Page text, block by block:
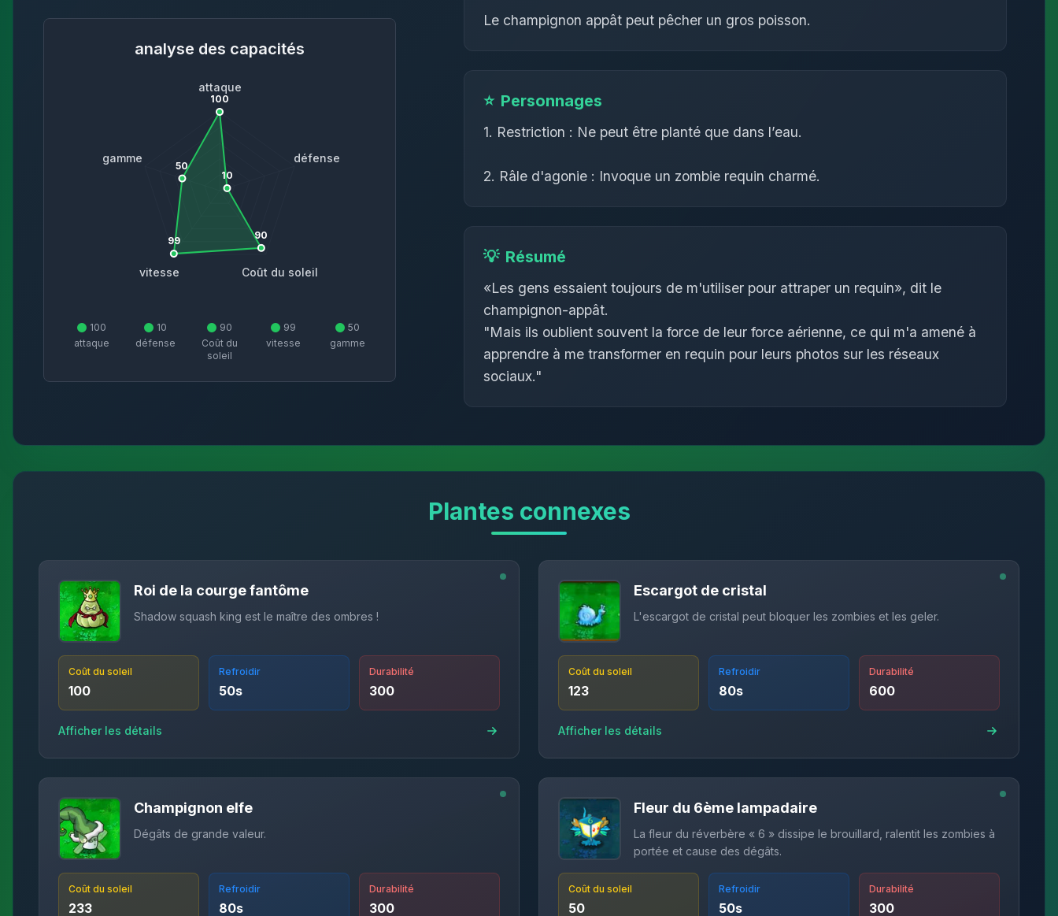
analyse des capacités
attaque
défense
Coût du soleil
vitesse
gamme
100
10
90
99
50
100
attaque
10
défense
90
Coût du
soleil
99
vitesse
50
gamme
Le champignon appât peut pêcher un gros poisson.
⭐ Personnages
1. Restriction : Ne peut être planté que dans l’eau.
2. Râle d'agonie : Invoque un zombie requin charmé.
💡 Résumé
«Les gens essaient toujours de m'utiliser pour attraper un requin», dit le
champignon-appât.
"Mais ils oublient souvent la force de leur force aérienne, ce qui m'a amené à
apprendre à me transformer en requin pour leurs photos sur les réseaux
sociaux."
Plantes connexes
Roi de la courge fantôme
Shadow squash king est le maître des ombres !
Coût du soleil
100
Refroidir
50s
Durabilité
300
Afficher les détails
Escargot de cristal
L'escargot de cristal peut bloquer les zombies et les geler.
Coût du soleil
123
Refroidir
80s
Durabilité
600
Afficher les détails
Champignon elfe
Dégâts de grande valeur.
Coût du soleil
233
Refroidir
80s
Durabilité
300
Fleur du 6ème lampadaire
La fleur du réverbère « 6 » dissipe le brouillard, ralentit les zombies à
portée et cause des dégâts.
Coût du soleil
50
Refroidir
50s
Durabilité
300